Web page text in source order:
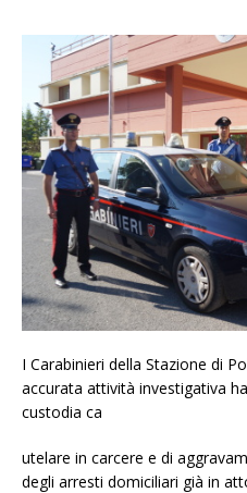
I Carabinieri della Stazione di
accurata attività investigativa
custodia ca
utelare in carcere e di
degli arresti domiciliari già in